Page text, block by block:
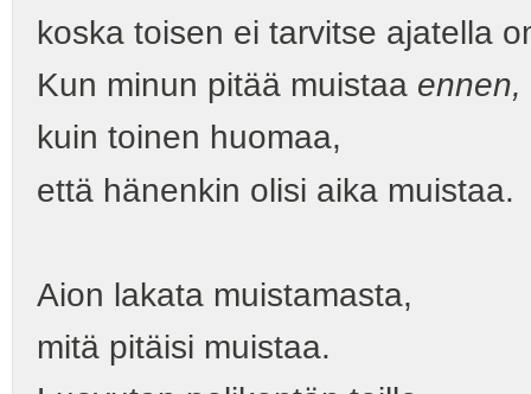
koska toisen ei tarvitse ajatella
Kun minun pitää muistaa ennen,
kuin toinen huomaa,
että hänenkin olisi aika muistaa.
Aion lakata muistamasta,
mitä pitäisi muistaa.